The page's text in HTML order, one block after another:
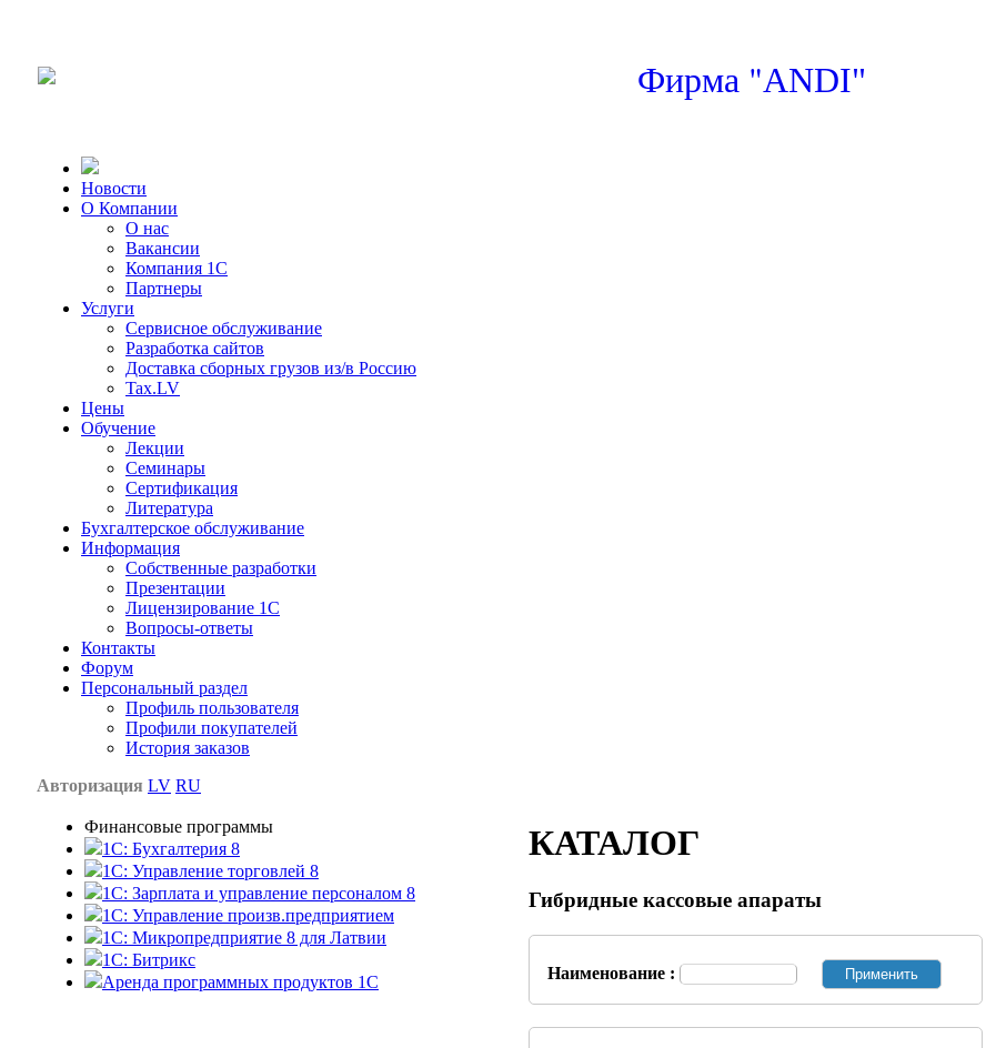
Фирма "ANDI"
Новости
О Компании
О нас
Вакансии
Компания 1С
Партнеры
Услуги
Сервисное обслуживание
Разработка сайтов
Доставка сборных грузов из/в Россию
Tax.LV
Цены
Обучение
Лекции
Семинары
Сертификация
Литература
Бухгалтерское обслуживание
Информация
Собственные разработки
Презентации
Лицензирование 1С
Вопросы-ответы
Контакты
Форум
Персональный раздел
Профиль пользователя
Профили покупателей
История заказов
Авторизация LV RU
Финансовые программы
1С: Бухгалтерия 8
1C: Управление торговлей 8
1C: Зарплата и управление персоналом 8
1C: Управление произв.предприятием
1С: Микропредприятие 8 для Латвии
1C: Битрикс
Аренда программных продуктов 1С
КАТАЛОГ
Гибридные кассовые апараты
Наименование :